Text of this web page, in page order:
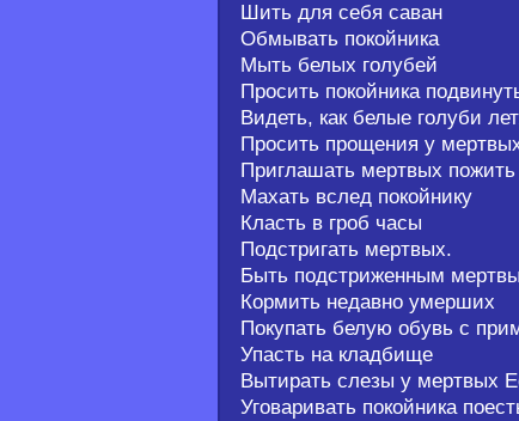
Шить для себя саван
Обмывать покойника
Мыть белых голубей
Просить покойника
Видеть, как белые голуби
Просить прощения у
Приглашать мертвых пожить
Махать вслед покойнику
Класть в гроб часы
Подстригать мертвых.
Быть подстриженным
Кормить недавно умерших
Покупать белую обувь с
Упасть на кладбище
Вытирать слезы у мертвых
Уговаривать покойника